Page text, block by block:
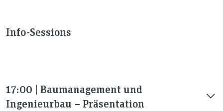
Info-Sessions
17:00 | Baumanagement und
Ingenieurbau − Präsentation